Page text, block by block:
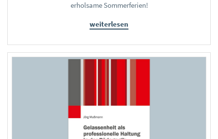
erholsame Sommerferien!
weiterlesen